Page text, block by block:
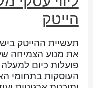
הייטק
תעשיית ההייטק
את מנוע הצמיחה